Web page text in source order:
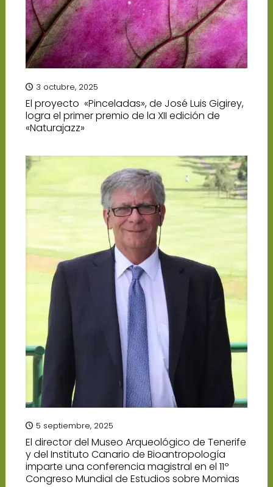
3 octubre, 2025
El proyecto «Pinceladas», de José Luis Gigirey,
logra el primer premio de la XII edición de
«Naturajazz»
5 septiembre, 2025
El director del Museo Arqueológico de Tenerife
y del Instituto Canario de Bioantropología
imparte una conferencia magistral en el 11º
Congreso Mundial de Estudios sobre Momias